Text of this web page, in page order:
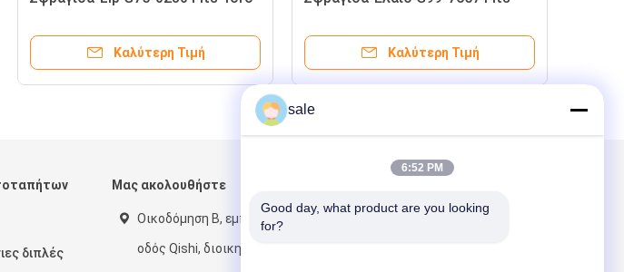
Καλύτερη Τιμή Καλύτερη Τιμή
διπλές
Μας ακολουθήστε
Οικοδόμηση Β, εμπορική
οδός Qishi, διοικητική ζώνη
sale
6:52 PM
Good day, what product are you looking
for?